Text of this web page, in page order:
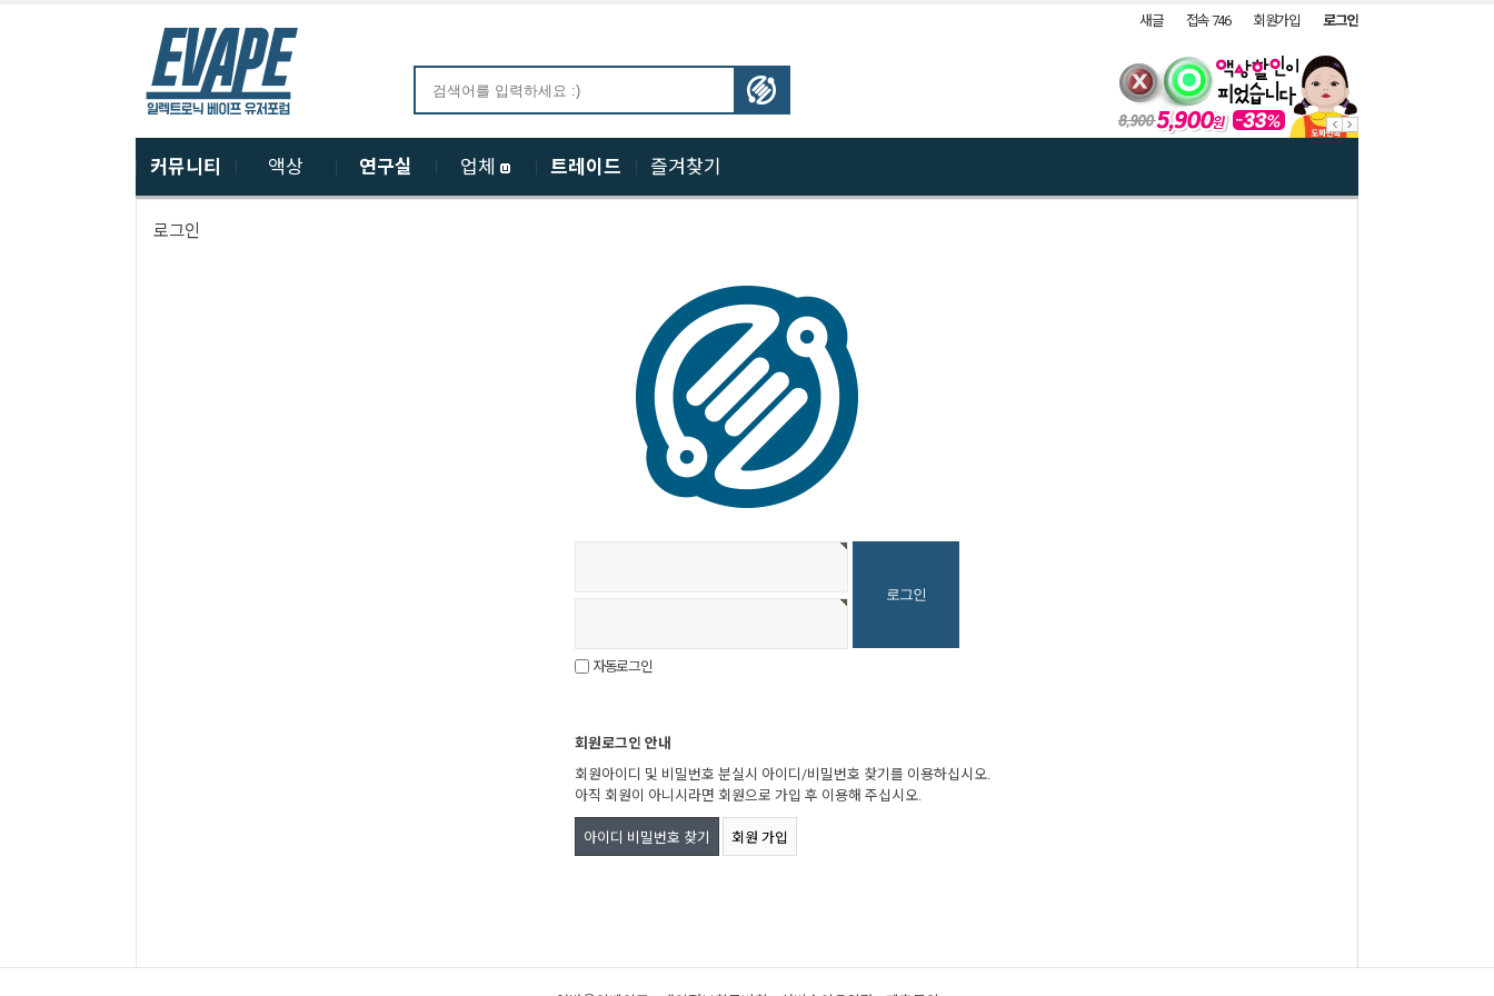
새글 접속 746 회원가입 로그인
커뮤니티 액상 연구실 업체 트레이드 즐겨찾기
로그인
자동로그인
회원로그인 안내
회원아이디 및 비밀번호 분실시 아이디/비밀번호 찾기를 이용하십시오.
아직 회원이 아니시라면 회원으로 가입 후 이용해 주십시오.
아이디 비밀번호 찾기 회원 가입